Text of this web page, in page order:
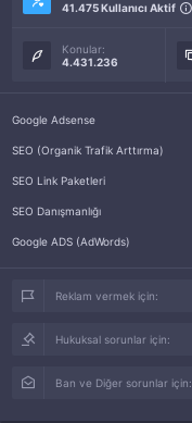
41.475 Kullanıcı Aktif
Konular:
4.431.236
Google Adsense
SEO (Organik Trafik Arttırma)
SEO Link Paketleri
SEO Danışmanlığı
Google ADS (AdWords)
Reklam vermek için:
Hukuksal sorunlar için:
Ban ve Diğer sorunlar için: